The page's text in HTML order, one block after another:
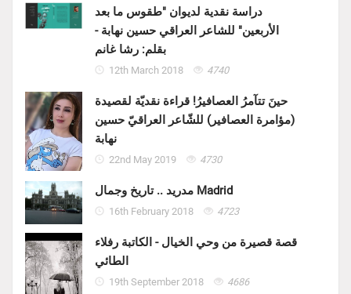
دراسة نقدية لديوان "طقوس ما بعد
الأربعين" للشاعر العراقي حسين نهابة -
بقلم: رشا غانم
12th March 2018 4740
حينَ تتآمرُ العصافيرُ! قراءة نقديّة لقصيدة
(مؤامرة العصافير) للشّاعر العراقيّ حسين
نهابة
22nd May 2019 4730
مدريد .. تاريخ وجمال Madrid
16th February 2018 4723
قصة قصيرة من وحي الخيال - الكاتبة رفلاء
الطائي
19th September 2018 4686